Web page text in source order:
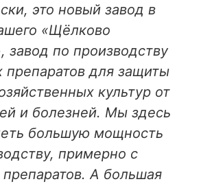
это новый завод в
«Щёлково
завод по производству
препаратов для защиты
культур от
и болезней. Мы здесь
большую мощность
примерно с
А большая